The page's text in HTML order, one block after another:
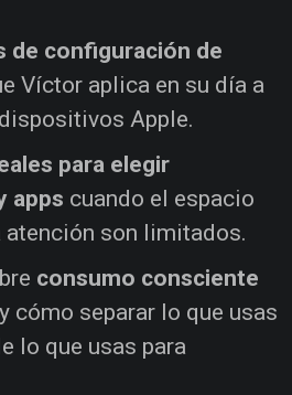
de configuración de
Víctor aplica en su día a
Apple.
para elegir
apps cuando el espacio
atención son limitados.
consumo consciente
y cómo separar lo que usas
lo que usas para